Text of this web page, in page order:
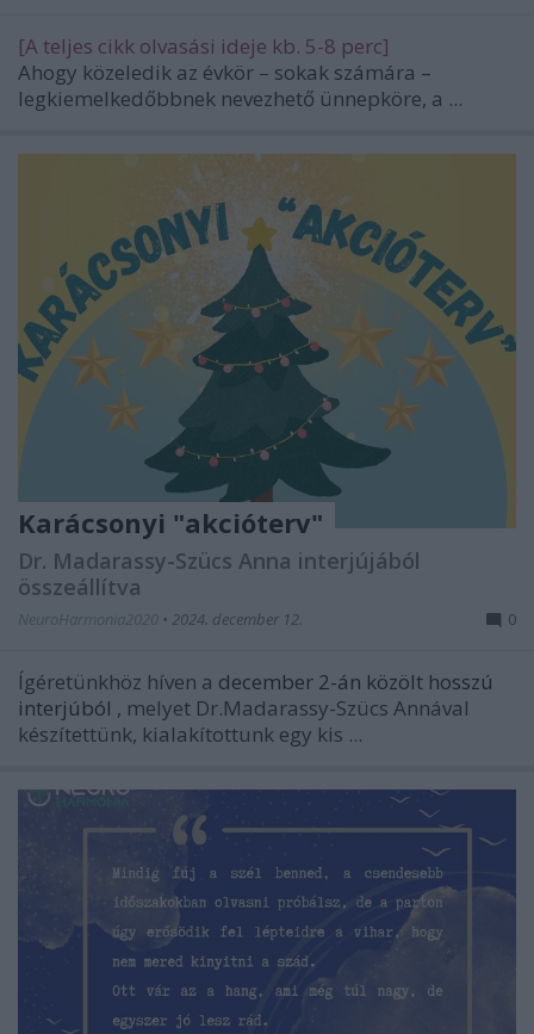
[A teljes cikk olvasási ideje kb. 5-8 perc]
Ahogy közeledik az évkör – sokak számára –
legkiemelkedőbbnek nevezhető ünnepköre, a ...
Karácsonyi "akcióterv"
Dr. Madarassy-Szücs Anna interjújából
összeállítva
NeuroHarmonia2020 • 2024. december 12. 0
Ígéretünkhöz híven a december 2-án közölt hosszú
interjúból , melyet Dr.Madarassy-Szücs Annával
készítettünk, kialakítottunk egy kis ...